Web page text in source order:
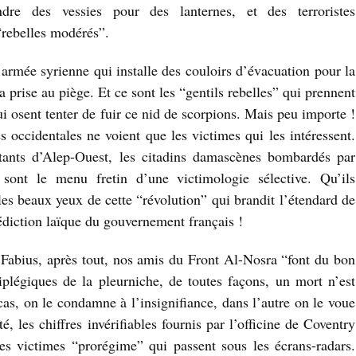
des vessies pour des lanternes, et des terroristes
modérés”.
syrienne qui installe des couloirs d’évacuation pour la
prise au piège. Et ce sont les “gentils rebelles” qui prennent
osent tenter de fuir ce nid de scorpions. Mais peu importe !
occidentales ne voient que les victimes qui les intéressent.
d’Alep-Ouest, les citadins damascènes bombardés par
sont le menu fretin d’une victimologie sélective. Qu’ils
beaux yeux de cette “révolution” qui brandit l’étendard de
laïque du gouvernement français !
après tout, nos amis du Front Al-Nosra “font du bon
de la pleurniche, de toutes façons, un mort n’est
on le condamne à l’insignifiance, dans l’autre on le voue
les chiffres invérifiables fournis par l’officine de Coventry
victimes “prorégime” qui passent sous les écrans-radars.